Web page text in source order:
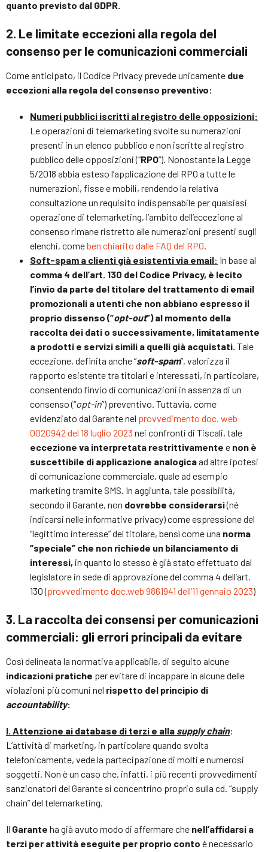
quanto previsto dal GDPR.
2. Le limitate eccezioni alla regola del
consenso per le comunicazioni commerciali
Come anticipato, il Codice Privacy prevede unicamente due
eccezioni alla regola del consenso preventivo:
Numeri pubblici iscritti al registro delle opposizioni:
Le operazioni di telemarketing svolte su numerazioni
presenti in un elenco pubblico e non iscritte al registro
pubblico delle opposizioni (“RPO“). Nonostante la Legge
5/2018 abbia esteso l’applicazione del RPO a tutte le
numerazioni, fisse e mobili, rendendo la relativa
consultazione un requisito indispensabile per qualsiasi
operazione di telemarketing, l’ambito dell’eccezione al
consenso rimane ristretto alle numerazioni presenti sugli
elenchi, comeben chiarito dalle FAQ del RPO
Soft-spam a clienti già esistenti via email: In base al
comma 4 dell’art. 130 del Codice Privacy, è lecito
l’invio da parte del titolare del trattamento di email
promozionali a utenti che non abbiano espresso il
proprio dissenso (“opt-out”) al momento della
raccolta dei dati o successivamente, limitatamente
a prodotti e servizi simili a quelli già acquistati. Tale
eccezione, definita anche “soft-spam”, valorizza il
rapporto esistente tra titolari e interessati, in particolare,
consentendo l’invio di comunicazioni in assenza di un
consenso (“opt-in”) preventivo. Tuttavia, come
evidenziato dal Garante nel provvedimento doc. web
0020942 del 18 luglio 2023 nei confronti di Tiscali, tale
eccezione va interpretata restrittivamente e non è
suscettibile di applicazione analogicaad altre ipotesi
di comunicazione commerciale, quale ad esempio
marketing tramite SMS. In aggiunta, tale possibilità,
secondo il Garante, non dovrebbe considerarsi(né
indicarsi nelle informative privacy) come espressione del
“legittimo interesse” del titolare, bensì come una norma
“speciale” che non richiede un bilanciamento di
interessi, in quanto lo stesso è già stato effettuato dal
legislatore in sede di approvazione del comma 4 dell’art.
130 (provvedimento doc.web 9861941 dell’11 gennaio 2023)
3. La raccolta dei consensi per comunicazioni
commerciali: gli errori principali da evitare
Così delineata la normativa applicabile, di seguito alcune
indicazioni pratiche per evitare di incappare in alcune delle
violazioni più comuni nel rispetto del principio di
accountability:
I. Attenzione ai database di terzi e alla supply chain:
L’attività di marketing, in particolare quando svolta
telefonicamente, vede la partecipazione di molti e numerosi
soggetti. Non è un caso che, infatti, i più recenti provvedimenti
sanzionatori del Garante si concentrino proprio sulla cd. “supply
chain” del telemarketing.
Il Garante ha già avuto modo di affermare che nell’affidarsi a
terzi per attività eseguite per proprio conto è necessario